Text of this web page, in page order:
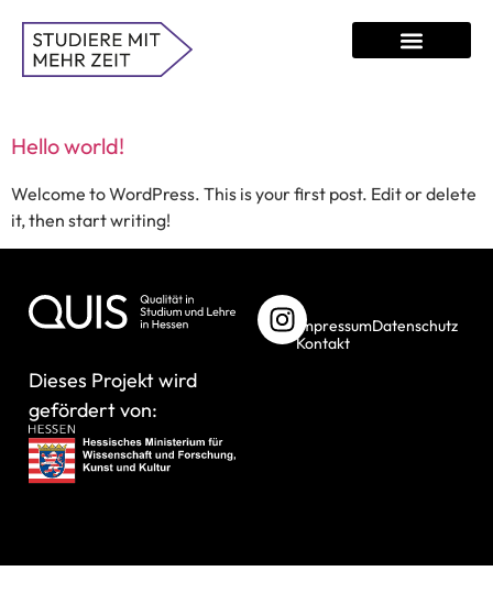
Hello world!
Welcome to WordPress. This is your first post. Edit or delete
it, then start writing!
Dieses Projekt wird
gefördert von:
ImpressumDatenschutz
Kontakt